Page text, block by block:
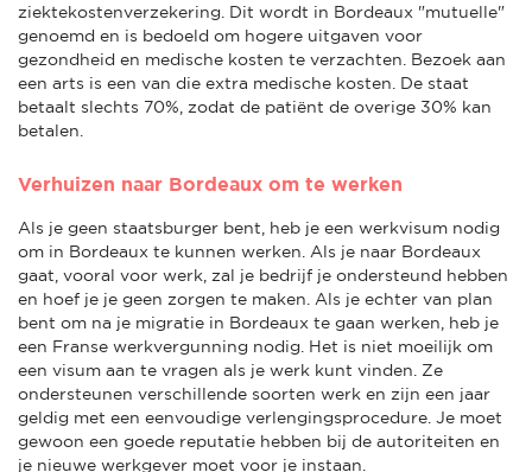
ziektekostenverzekering. Dit wordt in Bordeaux "mutuelle"
genoemd en is bedoeld om hogere uitgaven voor
gezondheid en medische kosten te verzachten. Bezoek aan
een arts is een van die extra medische kosten. De staat
betaalt slechts 70%, zodat de patiënt de overige 30% kan
betalen.
Verhuizen naar Bordeaux om te werken
Als je geen staatsburger bent, heb je een werkvisum nodig
om in Bordeaux te kunnen werken. Als je naar Bordeaux
gaat, vooral voor werk, zal je bedrijf je ondersteund hebben
en hoef je je geen zorgen te maken. Als je echter van plan
bent om na je migratie in Bordeaux te gaan werken, heb je
een Franse werkvergunning nodig. Het is niet moeilijk om
een visum aan te vragen als je werk kunt vinden. Ze
ondersteunen verschillende soorten werk en zijn een jaar
geldig met een eenvoudige verlengingsprocedure. Je moet
gewoon een goede reputatie hebben bij de autoriteiten en
je nieuwe werkgever moet voor je instaan.